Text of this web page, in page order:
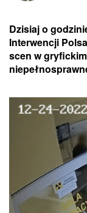
Dzisiaj o
Interwencji
scen w